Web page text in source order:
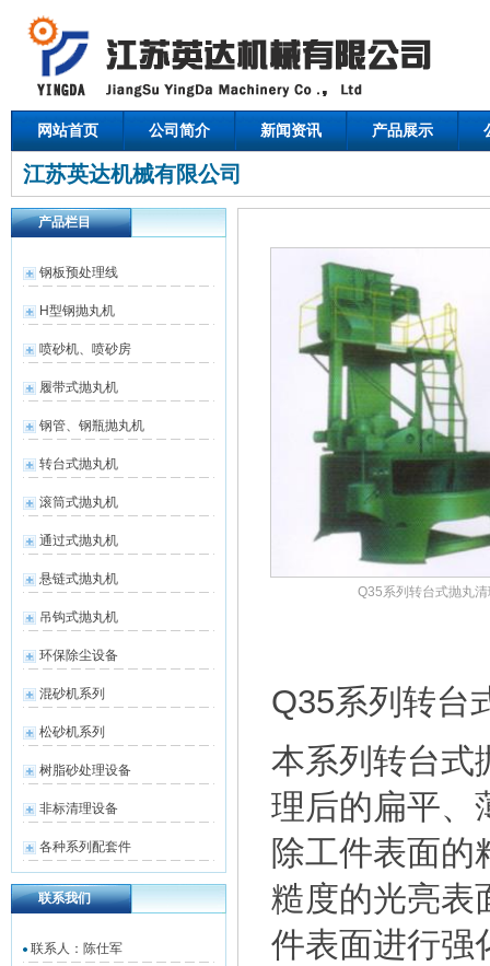
网站首页 公司简介 新闻资讯 产品展示
江苏英达机械有限公司
产品栏目
钢板预处理线
H型钢抛丸机
喷砂机、喷砂房
履带式抛丸机
钢管、钢瓶抛丸机
转台式抛丸机
滚筒式抛丸机
通过式抛丸机
悬链式抛丸机
吊钩式抛丸机
环保除尘设备
混砂机系列
松砂机系列
树脂砂处理设备
非标清理设备
各种系列配套件
联系我们
联系人：陈仕军
Q35系列转台式抛丸清
Q35系列转台
本系列转台式
理后的扁平、
除工件表面的
糙度的光亮表
件表面进行强